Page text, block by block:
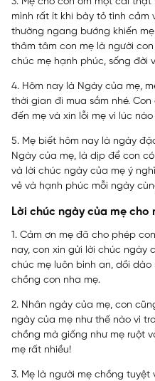
mình rất ít khi bày tỏ tình cảm
thường ngang bướng khiến
thâm tâm con mẹ là người
chúc mẹ hạnh phúc, sống đời
4. Hôm nay là Ngày của mẹ,
thời gian đi mua sắm nhé.
đến mẹ và xin lỗi mẹ vì lúc
5. Mẹ biết hôm nay là ngày
Ngày của mẹ, là dịp để con
và lời chúc ngày của mẹ ý
vẻ và hạnh phúc mỗi ngày
Lời chúc ngày của mẹ cho
1. Cảm ơn mẹ đã cho phép
nay, con xin gửi lời chúc ngày
chúc mẹ luôn bình an, dồi dào
chồng con nha mẹ.
2. Nhân ngày của mẹ, con
ngày của mẹ như thế nào vì
chồng mà giống như mẹ ruột
mẹ rất nhiều!
3. Mẹ là người mẹ chồng tuyệt